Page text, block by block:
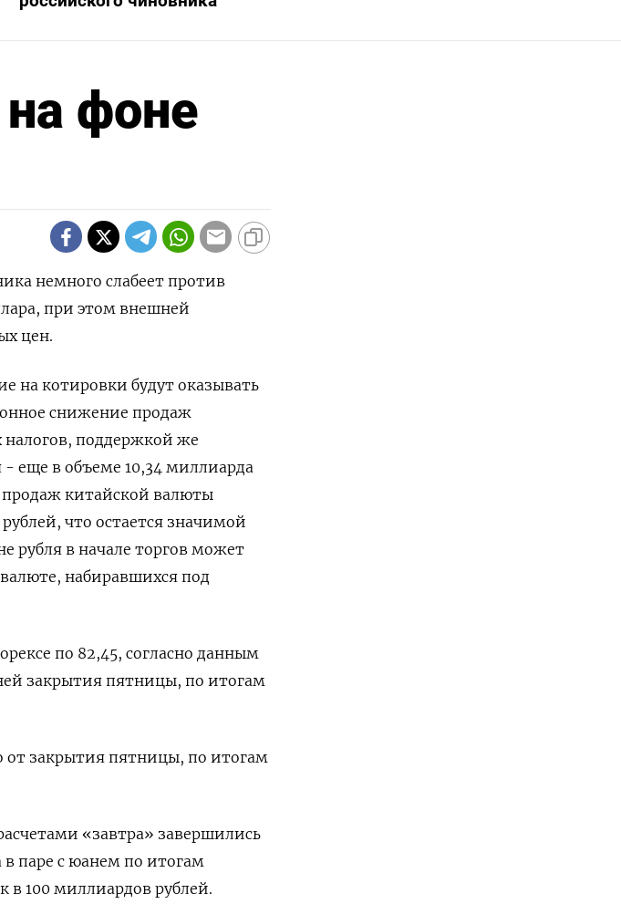
фоне
немного слабеет против
при этом внешней
цен.
на котировки будут оказывать
снижение продаж
поддержкой же
еще в объеме 10,34 миллиарда
продаж китайской валюты
что остается значимой
рубля в начале торгов может
набиравшихся под
по 82,45, согласно данным
закрытия пятницы, по итогам
от закрытия пятницы, по итогам
«завтра» завершились
в паре с юанем по итогам
в 100 миллиардов рублей.